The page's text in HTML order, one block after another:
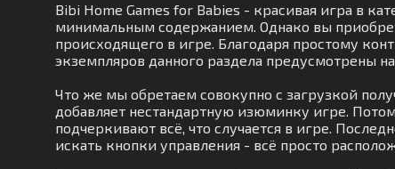
Bibi Home Games for Babies - красивая игра в
минимальным содержанием. Однако вы
происходящего в игре. Благодаря простому
экземпляров данного раздела предусмотрены
Что же мы обретаем совокупно с загрузкой
добавляет нестандартную изюминку игре.
подчеркивают всё, что случается в игре.
искать кнопки управления - всё просто